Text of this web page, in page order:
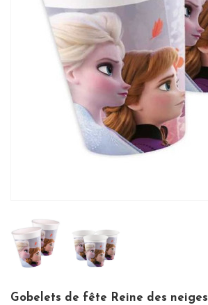
Gobelets de fête Reine des neiges